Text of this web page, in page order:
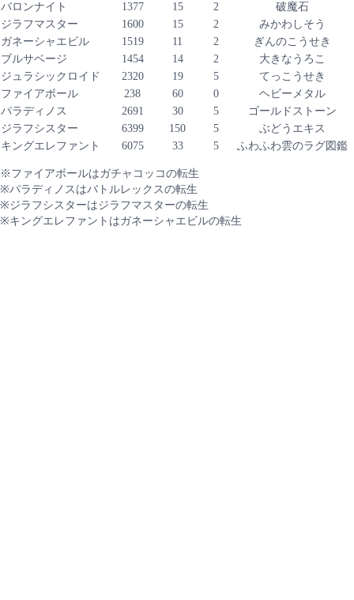
バロンナイト
1377 15 2
破魔石
ジラフマスター
1600 15 2
みかわしそう
ガネーシャエビル
1519 11 2
ぎんのこうせき
ブルサベージ
1454 14 2
大きなうろこ
ジュラシックロイド
2320 19 5
てっこうせき
ファイアボール
238 60 0
ヘビーメタル
パラディノス
2691 30 5
ゴールドストーン
ジラフシスター
6399 150 5
ぶどうエキス
キングエレファント
6075 33 5 ふわふわ雲のラグ図鑑
※ファイアボールはガチャコッコの転生
※パラディノスはバトルレックスの転生
※ジラフシスターはジラフマスターの転生
※キングエレファントはガネーシャエビルの転生